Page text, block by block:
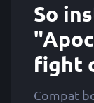
So
fight
Compat